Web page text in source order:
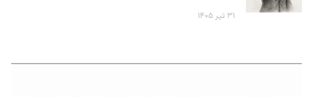
۳۱ تیر ۱۴۰۵